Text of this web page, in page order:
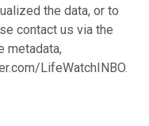
the data, or to
contact us via the
metadata,
LifeWatchINBO.